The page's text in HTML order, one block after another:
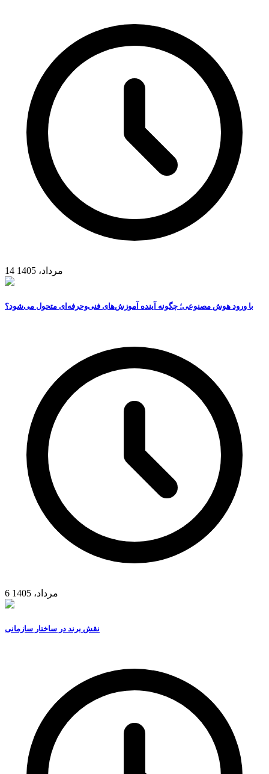
14 مرداد، 1405
با ورود هوش مصنوعی؛ چگونه آینده آموزش‌های فنی‌وحرفه‌ای متحول می‌شود؟
6 مرداد، 1405
نقش برند در ساختار سازمانی